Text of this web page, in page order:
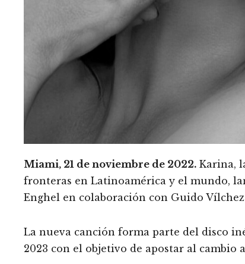
Miami, 21 de noviembre de 2022. Karina,
fronteras en Latinoamérica y el mundo,
Enghel en colaboración con Guido
La nueva canción forma parte del disco
2023 con el objetivo de apostar al cambio